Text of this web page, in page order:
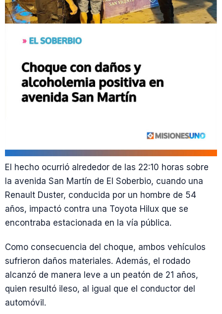
El hecho ocurrió alrededor de las 22:10 horas sobre
la avenida San Martín de El Soberbio, cuando una
Renault Duster, conducida por un hombre de 54
años, impactó contra una Toyota Hilux que se
encontraba estacionada en la vía pública.
Como consecuencia del choque, ambos vehículos
sufrieron daños materiales. Además, el rodado
alcanzó de manera leve a un peatón de 21 años,
quien resultó ileso, al igual que el conductor del
automóvil.